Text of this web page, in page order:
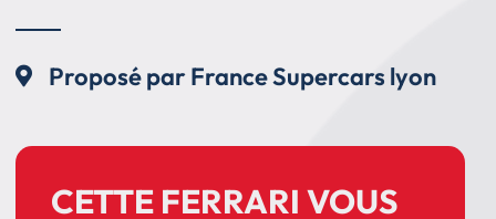
Proposé par France Supercars lyon
CETTE FERRARI VOUS